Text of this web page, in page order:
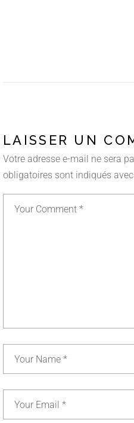
LAISSER UN
Votre adresse e-mail ne sera
obligatoires sont indiqués avec